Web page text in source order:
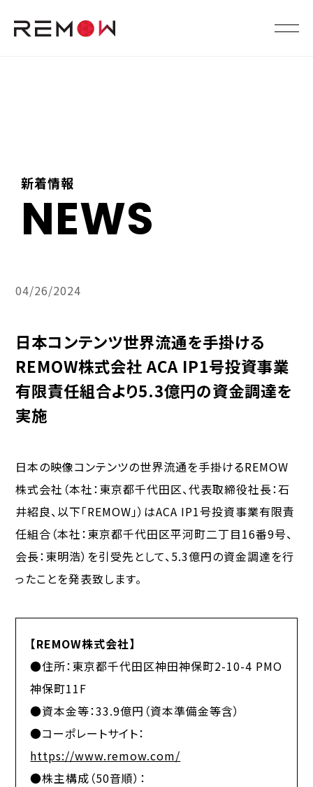
新着情報
NEWS
04/26/2024
日本コンテンツ世界流通を手掛ける
REMOW株式会社 ACA IP1号投資事業
有限責任組合より5.3億円の資金調達を
実施
日本の映像コンテンツの世界流通を手掛けるREMOW
株式会社（本社：東京都千代田区、代表取締役社長：石
井紹良、以下「REMOW」）はACA IP1号投資事業有限責
任組合（本社：東京都千代田区平河町二丁目16番9号、
会長：東明浩）を引受先として、5.3億円の資金調達を行
ったことを発表致します。
【REMOW株式会社】
●住所：東京都千代田区神田神保町2-10-4 PMO
神保町11F
●資本金等：33.9億円（資本準備金等含）
●コーポレートサイト：
https://www.remow.com/
●株主構成（50音順）：